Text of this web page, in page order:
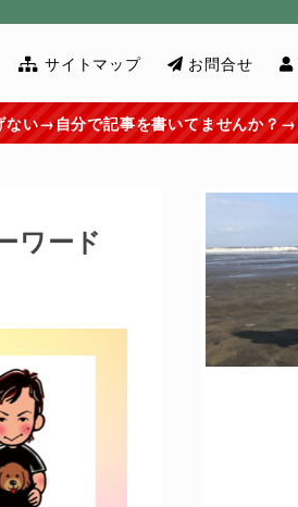
サイトマップ お問合せ
てませんか？→ラクして稼ぐ外注化
ワード